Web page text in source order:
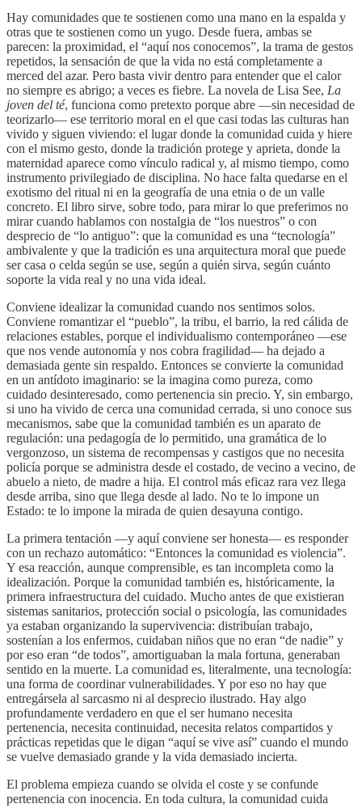
Hay comunidades que te sostienen como una mano en la espalda y
otras que te sostienen como un yugo. Desde fuera, ambas se
parecen: la proximidad, el “aquí nos conocemos”, la trama de gestos
repetidos, la sensación de que la vida no está completamente a
merced del azar. Pero basta vivir dentro para entender que el calor
no siempre es abrigo; a veces es fiebre. La novela de Lisa See, La
joven del té, funciona como pretexto porque abre —sin necesidad de
teorizarlo— ese territorio moral en el que casi todas las culturas han
vivido y siguen viviendo: el lugar donde la comunidad cuida y hiere
con el mismo gesto, donde la tradición protege y aprieta, donde la
maternidad aparece como vínculo radical y, al mismo tiempo, como
instrumento privilegiado de disciplina. No hace falta quedarse en el
exotismo del ritual ni en la geografía de una etnia o de un valle
concreto. El libro sirve, sobre todo, para mirar lo que preferimos no
mirar cuando hablamos con nostalgia de “los nuestros” o con
desprecio de “lo antiguo”: que la comunidad es una “tecnología”
ambivalente y que la tradición es una arquitectura moral que puede
ser casa o celda según se use, según a quién sirva, según cuánto
soporte la vida real y no una vida ideal.
Conviene idealizar la comunidad cuando nos sentimos solos.
Conviene romantizar el “pueblo”, la tribu, el barrio, la red cálida de
relaciones estables, porque el individualismo contemporáneo —ese
que nos vende autonomía y nos cobra fragilidad— ha dejado a
demasiada gente sin respaldo. Entonces se convierte la comunidad
en un antídoto imaginario: se la imagina como pureza, como
cuidado desinteresado, como pertenencia sin precio. Y, sin embargo,
si uno ha vivido de cerca una comunidad cerrada, si uno conoce sus
mecanismos, sabe que la comunidad también es un aparato de
regulación: una pedagogía de lo permitido, una gramática de lo
vergonzoso, un sistema de recompensas y castigos que no necesita
policía porque se administra desde el costado, de vecino a vecino, de
abuelo a nieto, de madre a hija. El control más eficaz rara vez llega
desde arriba, sino que llega desde al lado. No te lo impone un
Estado: te lo impone la mirada de quien desayuna contigo.
La primera tentación —y aquí conviene ser honesta— es responder
con un rechazo automático: “Entonces la comunidad es violencia”.
Y esa reacción, aunque comprensible, es tan incompleta como la
idealización. Porque la comunidad también es, históricamente, la
primera infraestructura del cuidado. Mucho antes de que existieran
sistemas sanitarios, protección social o psicología, las comunidades
ya estaban organizando la supervivencia: distribuían trabajo,
sostenían a los enfermos, cuidaban niños que no eran “de nadie” y
por eso eran “de todos”, amortiguaban la mala fortuna, generaban
sentido en la muerte. La comunidad es, literalmente, una tecnología:
una forma de coordinar vulnerabilidades. Y por eso no hay que
entregársela al sarcasmo ni al desprecio ilustrado. Hay algo
profundamente verdadero en que el ser humano necesita
pertenencia, necesita continuidad, necesita relatos compartidos y
prácticas repetidas que le digan “aquí se vive así” cuando el mundo
se vuelve demasiado grande y la vida demasiado incierta.
El problema empieza cuando se olvida el coste y se confunde
pertenencia con inocencia. En toda cultura, la comunidad cuida